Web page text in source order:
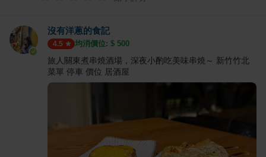
沒有洋蔥的食記
4.5 均消價位: $ 500
旅人關東煮串燒酒場，深夜小酌吃美味串燒～ 新竹竹北
菜單 停車 價位 居酒屋